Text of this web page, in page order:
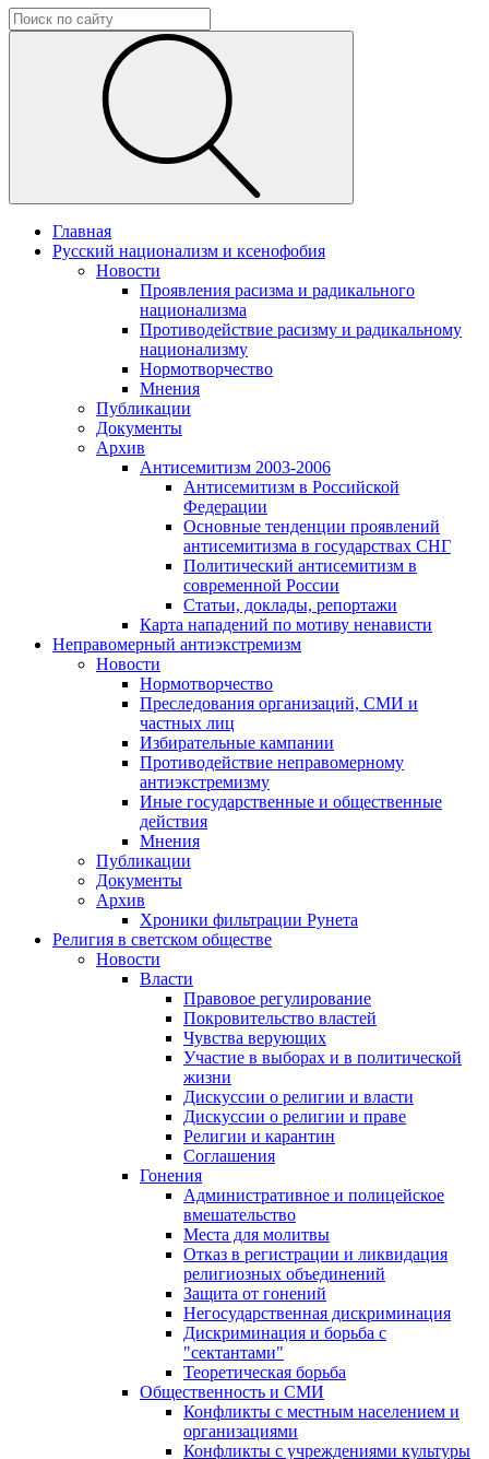
Главная
Русский национализм и ксенофобия
Новости
Проявления расизма и радикального
национализма
Противодействие расизму и радикальному
национализму
Нормотворчество
Мнения
Публикации
Документы
Архив
Антисемитизм 2003-2006
Антисемитизм в Российской
Федерации
Основные тенденции проявлений
антисемитизма в государствах СНГ
Политический антисемитизм в
современной России
Статьи, доклады, репортажи
Карта нападений по мотиву ненависти
Неправомерный антиэкстремизм
Новости
Нормотворчество
Преследования организаций, СМИ и
частных лиц
Избирательные кампании
Противодействие неправомерному
антиэкстремизму
Иные государственные и общественные
действия
Мнения
Публикации
Документы
Архив
Хроники фильтрации Рунета
Религия в светском обществе
Новости
Власти
Правовое регулирование
Покровительство властей
Чувства верующих
Участие в выборах и в политической
жизни
Дискуссии о религии и власти
Дискуссии о религии и праве
Религии и карантин
Соглашения
Гонения
Административное и полицейское
вмешательство
Места для молитвы
Отказ в регистрации и ликвидация
религиозных объединений
Защита от гонений
Негосударственная дискриминация
Дискриминация и борьба с
"сектантами"
Теоретическая борьба
Общественность и СМИ
Конфликты с местным населением и
организациями
Конфликты с учреждениями культуры